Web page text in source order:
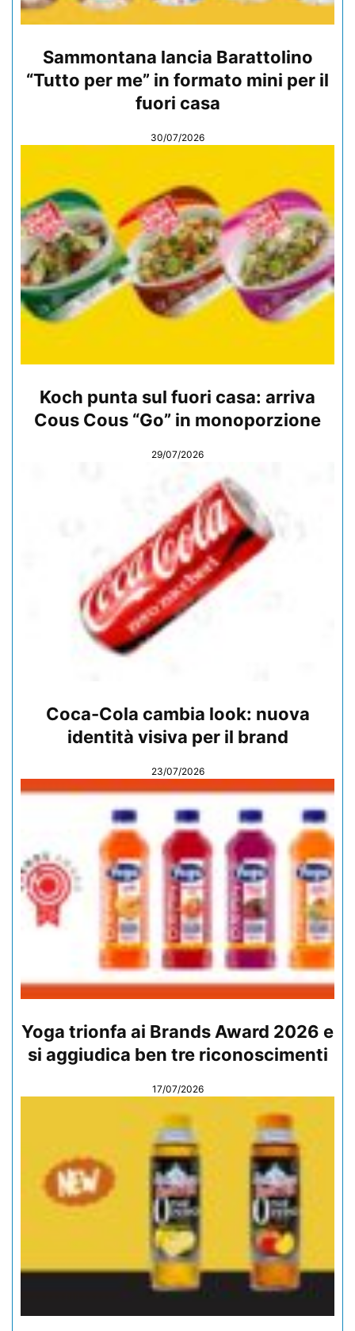
Sammontana lancia Barattolino
“Tutto per me” in formato mini per il
fuori casa
30/07/2026
Koch punta sul fuori casa: arriva
Cous Cous “Go” in monoporzione
29/07/2026
Coca-Cola cambia look: nuova
identità visiva per il brand
23/07/2026
Yoga trionfa ai Brands Award 2026 e
si aggiudica ben tre riconoscimenti
17/07/2026